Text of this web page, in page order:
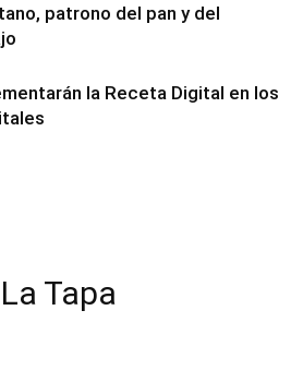
patrono del pan y del
la Receta Digital en los
La Tapa